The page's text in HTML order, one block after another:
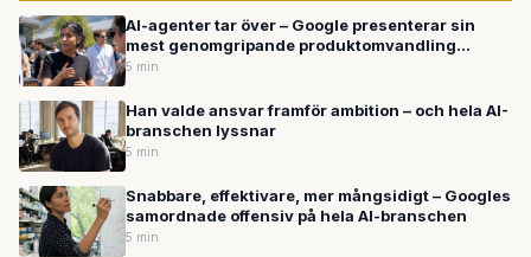
AI-agenter tar över – Google presenterar sin
mest genomgripande produktomvandling
någonsin
5 min
Han valde ansvar framför ambition – och hela AI-
branschen lyssnar
5 min
Snabbare, effektivare, mer mångsidigt – Googles
samordnade offensiv på hela AI-branschen
5 min